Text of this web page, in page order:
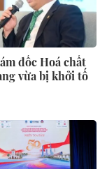
đốc Hoá chất
vừa bị khởi tố